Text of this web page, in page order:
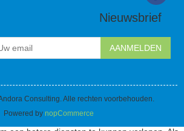
Nieuwsbrief
Consulting. Alle rechten voorbehouden.
Powered by nopCommerce